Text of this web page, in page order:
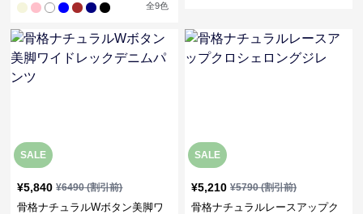
全9色
SALE
¥5,840 ¥6490(割引前)
骨格ナチュラルWボタン美脚ワ
SALE
¥5,210 ¥5790(割引前)
骨格ナチュラルレースアップク